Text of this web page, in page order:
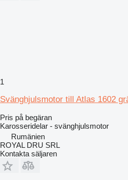
1
Svänghjulsmotor till Atlas 1602
Pris på begäran
Karosseridelar - svänghjulsmotor
Rumänien
ROYAL DRU SRL
Kontakta säljaren